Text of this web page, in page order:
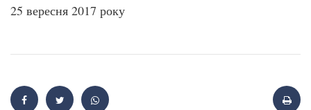
25 вересня 2017 року